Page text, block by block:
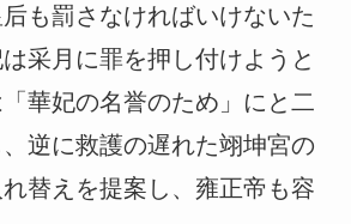
も罰さなければいけないた
采月に罪を押し付けようと
華妃の名誉のため」にと二
逆に救護の遅れた翊坤宮の
替えを提案し、雍正帝も容